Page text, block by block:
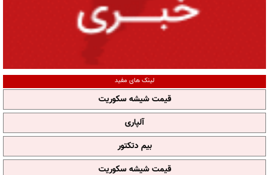
لینک های مفید
قیمت شیشه سکوریت
آلپاری
بیم دتکتور
قیمت شیشه سکوریت